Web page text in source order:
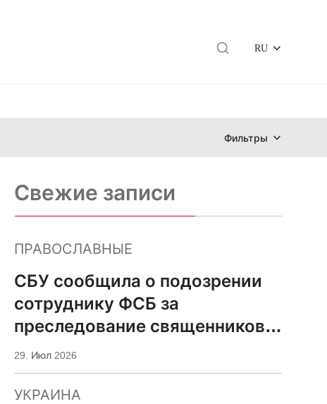
RU
Фильтры
Свежие записи
ПРАВОСЛАВНЫЕ
СБУ сообщила о подозрении
сотруднику ФСБ за
преследование священников
ПЦУ
29. Июл 2026
УКРАИНА